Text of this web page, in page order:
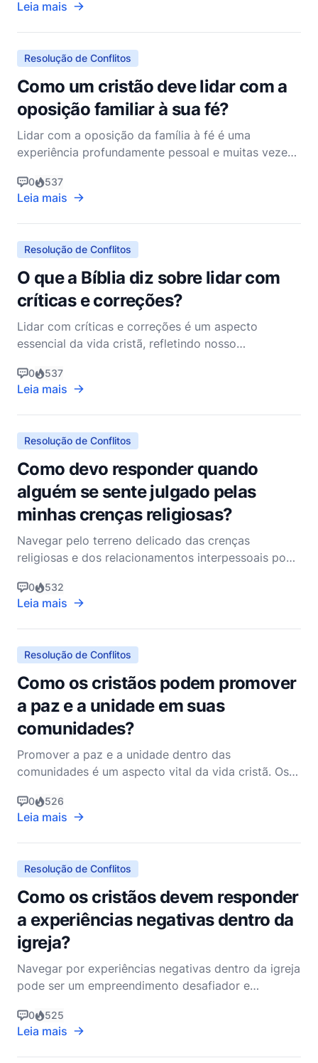
sabedoria e orientação sobre como abordar tais
situações com amor, humildade e um desejo de
reconciliação.
Leia mais
Resolução de Conflitos
Como um cristão deve lidar com a
oposição familiar à sua fé?
Lidar com a oposição da família à fé é uma
experiência profundamente pessoal e muitas vezes
particularmente difícil porque os relacionamentos
familiares são fundamentais e profundamente
emocionais. No entanto, a Bíblia fornece
orientações e princípios que p
0 537
Leia mais
Resolução de Conflitos
O que a Bíblia diz sobre lidar com
críticas e correções?
Lidar com críticas e correções é um aspecto
essencial da vida cristã, refletindo nosso
busca pela retidão. A Bíblia fornece insights
profundos sobre como nós, como seguidores de
Cristo, devemos responder às críticas e correções,
seja de outros crentes,
0 537
Leia mais
Resolução de Conflitos
Como devo responder quando
alguém se sente julgado pelas
minhas crenças religiosas?
Navegar pelo terreno delicado das crenças
religiosas e dos relacionamentos interpessoais pode
sente julgado pela sua fé. Como pastor cristão não
denominacional, meu objetivo é oferecer orientação
enraizada nas Escrituras e na sabedoria prática que
promo
0 532
Leia mais
Resolução de Conflitos
Como os cristãos podem promover
a paz e a unidade em suas
comunidades?
Promover a paz e a unidade dentro das
comunidades é um aspecto vital da vida cristã. Os
perdão e a reconciliação, que são princípios
fundamentais para fomentar a harmonia entre as
pessoas. Como cristãos, somos chamados a ser
pacificadores, refletindo
0 526
Leia mais
Resolução de Conflitos
Como os cristãos devem responder
a experiências negativas dentro da
igreja?
Navegar por experiências negativas dentro da igreja
pode ser um empreendimento desafiador e
vida cristã que requer uma abordagem reflexiva,
orante e fundamentada na Bíblia. Como cristãos,
nossa resposta ao conflito ou experiências
0 525
Leia mais